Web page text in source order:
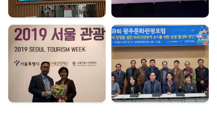
서울관광대상 수상 |
2019. 12. 04
광주문화관광포럼 |
2019. 11. 18